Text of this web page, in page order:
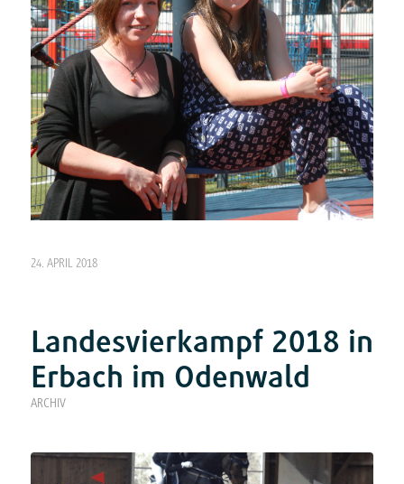
24. APRIL 2018
Landesvierkampf 2018 in
Erbach im Odenwald
ARCHIV